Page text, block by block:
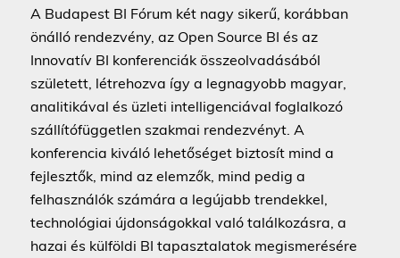
A Budapest BI Fórum két nagy sikerű, korábban
önálló rendezvény, az Open Source BI és az
Innovatív BI konferenciák összeolvadásából
született, létrehozva így a legnagyobb magyar,
analitikával és üzleti intelligenciával foglalkozó
szállítófüggetlen szakmai rendezvényt. A
konferencia kiváló lehetőséget biztosít mind a
fejlesztők, mind az elemzők, mind pedig a
felhasználók számára a legújabb trendekkel,
technológiai újdonságokkal való találkozásra, a
hazai és külföldi BI tapasztalatok megismerésére